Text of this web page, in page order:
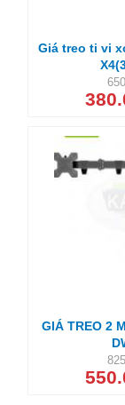
Giá treo ti vi
GIÁ TREO 2